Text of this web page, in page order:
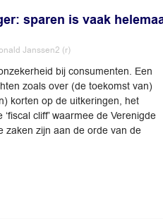
sparen is vaak
Janssen2 (r)
bij consumenten. Een
zoals over (de toekomst van)
korten op de uitkeringen, het
cliff’ waarmee de Verenigde
zaken zijn aan de orde van de